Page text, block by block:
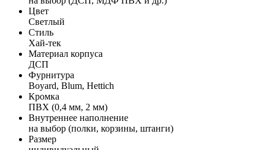
Цвет
Светлый
Стиль
Хай-тек
Материал корпуса
ДСП
Фурнитура
Boyard, Blum, Hettich
Кромка
ПВХ (0,4 мм, 2 мм)
Внутреннее наполнение
на выбор (полки, корзины, штанги)
Размер